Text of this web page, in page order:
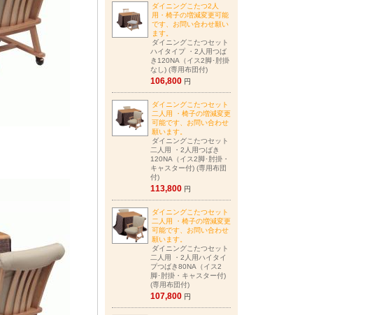
ダイニングこたつ2人
用・椅子の増減変更可能
です、お問い合わせ願い
ます。
ダイニングこたつセット
ハイタイプ ・2人用つば
き120NA（イス2脚･肘掛
なし) (専用布団付)
106,800 円
ダイニングこたつセット
二人用 ・椅子の増減変更
可能です、お問い合わせ
願います。
ダイニングこたつセット
二人用 ・2人用つばき
120NA（イス2脚･肘掛・
キャスター付) (専用布団
付)
113,800 円
ダイニングこたつセット
二人用 ・椅子の増減変更
可能です、お問い合わせ
願います。
ダイニングこたつセット
二人用 ・2人用ハイタイ
プつばき80NA（イス2
脚･肘掛・キャスター付)
(専用布団付)
107,800 円